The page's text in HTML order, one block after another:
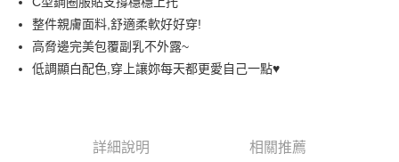
悠遊付
AFTEE先享後付
相關說明
２．便利：只要手機號碼，簡訊認證，即可結帳。
整件親膚面料,舒適柔軟好好穿!
高脅邊完美包覆副乳不外露~
低調顯白配色,穿上讓妳每天都更愛自己一點♥️
詳細說明 相關推薦